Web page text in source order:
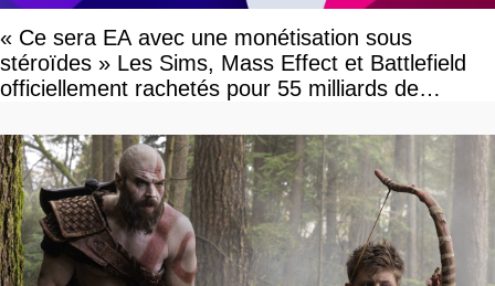
« Ce sera EA avec une monétisation sous
stéroïdes » Les Sims, Mass Effect et Battlefield
officiellement rachetés pour 55 milliards de